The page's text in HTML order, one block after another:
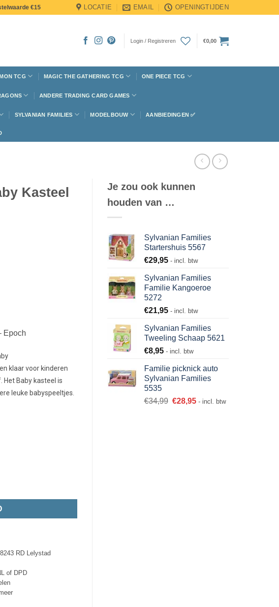
€15 LOCATIE EMAIL OPENINGTIJDEN
Login / Registreren €0,00
TCG MAGIC THE GATHERING TCG ONE PIECE TCG
ANDERE TRADING CARD GAMES
SYLVANIAN FAMILIES MODELBOUW AANBIEDINGEN ✅
Kasteel
Epoch
klaar voor kinderen
Het Baby kasteel is
leuke babyspeeltjes.
RD Lelystad
of DPD
Je zou ook kunnen
houden van …
Sylvanian Families
Startershuis 5567
€29,95 - incl. btw
Sylvanian Families
Familie Kangoeroe
5272
€21,95 - incl. btw
Sylvanian Families
Tweeling Schaap 5621
€8,95 - incl. btw
Familie picknick auto
Sylvanian Families
5535
€34,99 €28,95 - incl. btw